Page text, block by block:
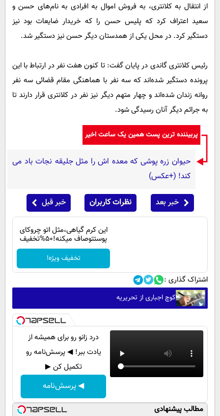
از انتقال به کلانتری، به فروش اموال به افرادی به نام‌های حسن و
سعید اعتراف کرد که پلیس حسن را که خریدار ضایعات بود نیز
دستگیر کرد. در محل یکی از همدستان دیگر حسن نیز دستگیر شد.
رئیس کلانتری گاندی در پایان گفت: تا کنون هفت نفر در ارتباط با این
پرونده دستگیر شده‌اند که سه نفر با هماهنگی مقام قضائی سه نفر
روانه زندان شده‌اند و چهار متهم دیگر نیز نفر در کلانتری قرار دارند تا
به جرائم دیگر آنان رسیدگی شود.
پربیننده ترین پست همین یک ساعت اخیر
حیوان زره پوشی که معده اش را مثل جلیقه نجات باد می
کند! (+عکس)
خبر بعد نظرات کاربران خبر قبل
این کرم گیاهی،مثل اتو چروکای
پوستتوصاف میکنه!50%تخفیف
تخفیف ویژه!
اشتراک گذاری :
کوچ اجباری از تحریریه
درد زانو رو برای همیشه از
یادت ببر! ◀ پرسش‌نامه رو
تکمیل کن ▶
◀ پرسش‌نامه
مطالب پیشنهادی